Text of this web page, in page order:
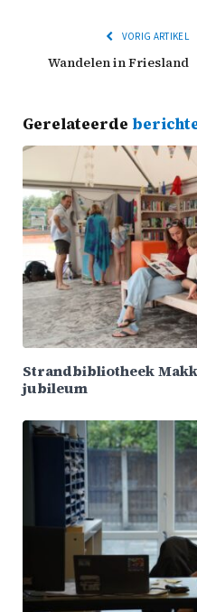
VORIG ARTIKEL
Wandelen in Friesland
Gerelateerde
Strandbibliotheek
jubileum